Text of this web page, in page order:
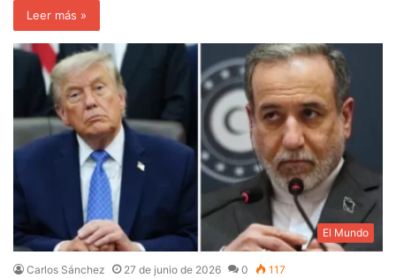
Leer más »
El Mundo
Carlos Sánchez 27 de junio de 2026 0 117